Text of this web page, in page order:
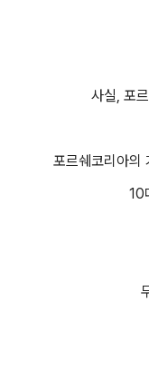
사실, 포
포르쉐코리아의
10